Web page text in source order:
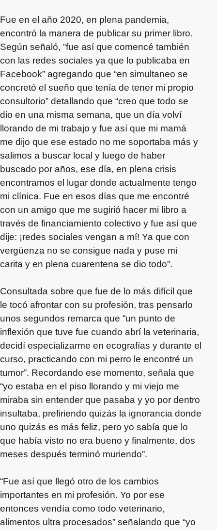
Fue en el año 2020, en plena pandemia,
encontró la manera de publicar su primer libro.
Según señaló, “fue así que comencé también
con las redes sociales ya que lo publicaba en
Facebook” agregando que “en simultaneo se
concretó el sueño que tenía de tener mi propio
consultorio” detallando que “creo que todo se
dio en una misma semana, que un día volví
llorando de mi trabajo y fue así que mi mamá
me dijo que ese estado no me soportaba más y
salimos a buscar local y luego de haber
buscado por años, ese día, en plena crisis
encontramos el lugar donde actualmente tengo
mi clínica. Fue en esos días que me encontré
con un amigo que me sugirió hacer mi libro a
través de financiamiento colectivo y fue así que
dije: ¡redes sociales vengan a mí! Ya que con
vergüenza no se consigue nada y puse mi
carita y en plena cuarentena se dio todo”.
Consultada sobre que fue de lo más difícil que
le tocó afrontar con su profesión, tras pensarlo
unos segundos remarca que “un punto de
inflexión que tuve fue cuando abrí la veterinaria,
decidí especializarme en ecografías y durante el
curso, practicando con mi perro le encontré un
tumor”. Recordando ese momento, señala que
“yo estaba en el piso llorando y mi viejo me
miraba sin entender que pasaba y yo por dentro
insultaba, prefiriendo quizás la ignorancia donde
uno quizás es más feliz, pero yo sabía que lo
que había visto no era bueno y finalmente, dos
meses después terminó muriendo”.
“Fue así que llegó otro de los cambios
importantes en mi profesión. Yo por ese
entonces vendía como todo veterinario,
alimentos ultra procesados” señalando que “yo